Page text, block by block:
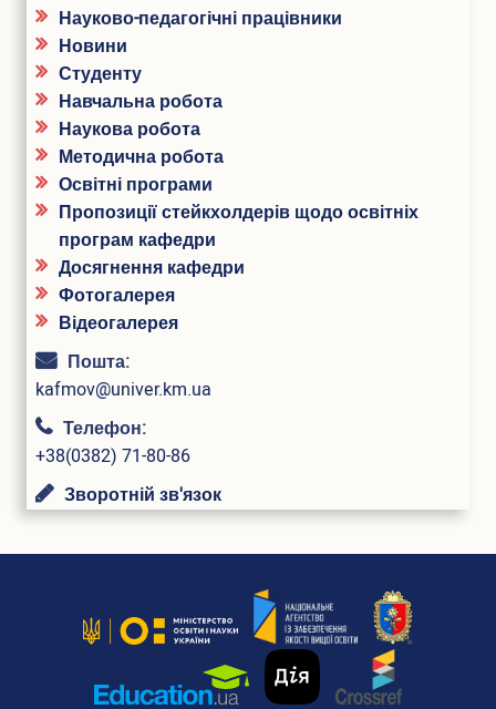
України
АСУ університет
Випускнику
Музей університету
Корисна інформація
Випускники університету
Інформація для оприлюднення
Науково-педагогічні працівники
Новини
Студенту
Навчальна робота
Наукова робота
Методична робота
Освітні програми
Пропозиції стейкхолдерів щодо освітніх
програм кафедри
Досягнення кафедри
Фотогалерея
Відеогалерея
Пошта:
kafmov@univer.km.ua
Телефон:
+38(0382) 71-80-86
Зворотній зв'язок